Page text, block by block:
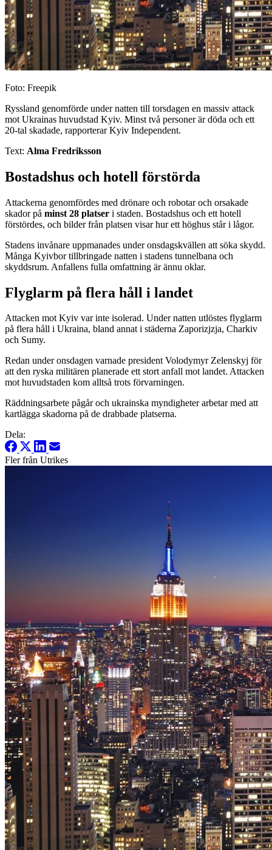
Foto: Freepik
Ryssland genomförde under natten till torsdagen en massiv attack
mot Ukrainas huvudstad Kyiv. Minst två personer är döda och ett
20-tal skadade, rapporterar Kyiv Independent.
Text: Alma Fredriksson
Bostadshus och hotell förstörda
Attackerna genomfördes med drönare och robotar och orsakade
skador på minst 28 platser i staden. Bostadshus och ett hotell
förstördes, och bilder från platsen visar hur ett höghus står i lågor.
Stadens invånare uppmanades under onsdagskvällen att söka skydd.
Många Kyivbor tillbringade natten i stadens tunnelbana och
skyddsrum. Anfallens fulla omfattning är ännu oklar.
Flyglarm på flera håll i landet
Attacken mot Kyiv var inte isolerad. Under natten utlöstes flyglarm
på flera håll i Ukraina, bland annat i städerna Zaporizjzja, Charkiv
och Sumy.
Redan under onsdagen varnade president Volodymyr Zelenskyj för
att den ryska militären planerade ett stort anfall mot landet. Attacken
mot huvudstaden kom alltså trots förvarningen.
Räddningsarbete pågår och ukrainska myndigheter arbetar med att
kartlägga skadorna på de drabbade platserna.
Dela:
Fler från Utrikes